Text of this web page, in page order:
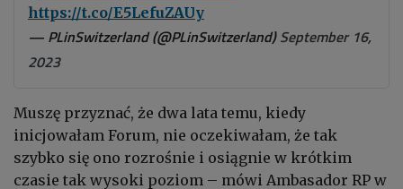
https://t.co/E5LefuZAUy
— PLinSwitzerland (@PLinSwitzerland)September 16,
2023
Muszę przyznać, że dwa lata temu, kiedy
inicjowałam Forum, nie oczekiwałam, że tak
szybko się ono rozrośnie i osiągnie w krótkim
czasie tak wysoki poziom – mówi Ambasador RP w